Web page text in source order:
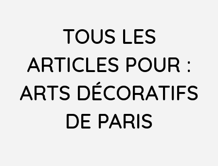
TOUS LES
ARTICLES POUR :
ARTS DÉCORATIFS
DE PARIS